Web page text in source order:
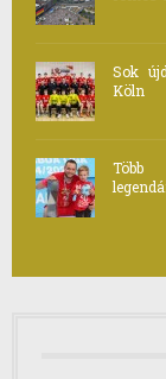
Sok
Köln